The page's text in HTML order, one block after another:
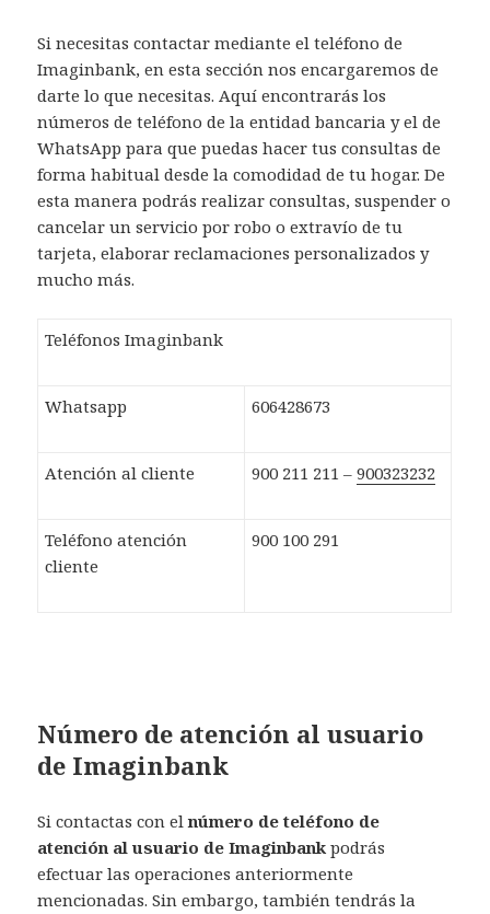
Si necesitas contactar mediante el teléfono de
Imaginbank, en esta sección nos encargaremos de
darte lo que necesitas. Aquí encontrarás los
números de teléfono de la entidad bancaria y el de
WhatsApp para que puedas hacer tus consultas de
forma habitual desde la comodidad de tu hogar. De
esta manera podrás realizar consultas, suspender o
cancelar un servicio por robo o extravío de tu
tarjeta, elaborar reclamaciones personalizados y
mucho más.
Teléfonos Imaginbank
Whatsapp 606428673
Atención al cliente 900 211 211 –900323232
Teléfono atención
cliente
900 100 291
Número de atención al usuario
de Imaginbank
Si contactas con elnúmero de teléfono de
atención al usuario de Imaginbankpodrás
efectuar las operaciones anteriormente
mencionadas. Sin embargo, también tendrás la